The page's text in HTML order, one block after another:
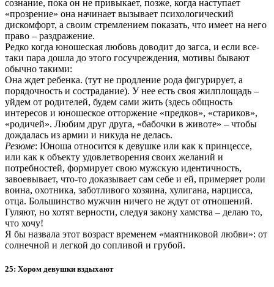
сознание, пока он не привыкает, позже, когда наступает
«прозрение» она начинает вызывает психологический
дискомфорт, а своим стремлением показать, что имеет на него
право – раздражение.
Редко когда юношеская любовь доводит до загса, и если все-
таки пара дошла до этого госучреждения, мотивы бывают
обычно такими:
Она ждет ребенка. (тут не продление рода фигурирует, а
порядочность и сострадание). У нее есть своя жилплощадь –
уйдем от родителей, будем сами жить (здесь общность
интересов и юношеское отторжение «предков», «стариков»,
«родичей». Любим друг друга, «бабочки в животе» – чтобы
дождалась из армии и никуда не делась.
Резюме: Юноша относится к девушке или как к принцессе,
или как к объекту удовлетворения своих желаний и
потребностей, формирует свою мужскую идентичность,
завоевывает, что-то доказывает сам себе и ей, примеряет роли
воина, охотника, заботливого хозяина, хулигана, нарцисса,
отца. Большинство мужчин ничего не ждут от отношений.
Гуляют, но хотят верности, следуя закону хамства – делаю то,
что хочу!
Я бы назвала этот возраст временем «маятниковой любви»: от
солнечной и легкой до сопливой и грубой.
25: Хором девушки вздыхают